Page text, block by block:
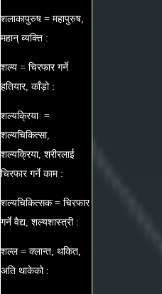
शलाकापुरुष = महापुरुष,
महान् व्यक्ति :
शल्य = चिरफार गर्ने
हतियार, काँड़ो :
शल्यक्रिया =
शल्यचिकित्सा,
शल्यक्रिया, शरीरलाई
चिरफार गर्ने काम :
शल्यचिकित्सक = चिरफार
गर्ने वैद्य, शल्यशास्त्री :
शल्ल = क्लान्त, थकित,
अति थाकेको :